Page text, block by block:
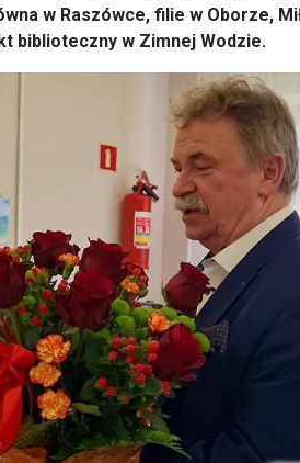
w Raszówce, filie w Oborze,
biblioteczny w Zimnej Wodzie.